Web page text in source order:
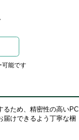
可能です
るため、精密性の高いPC
届けできるよう丁寧な梱